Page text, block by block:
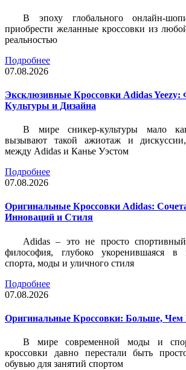
В эпоху глобального онлайн-
приобрести желанные кроссовки из
реальностью
Подробнее
07.08.2026
Эксклюзивные Кроссовки Adidas Yeezy:
Культуры и Дизайна
В мире сникер-культуры мало
вызывают такой ажиотаж и
между Adidas и Канье Уэстом
Подробнее
07.08.2026
Оригинальные Кроссовки Adidas:
Инноваций и Стиля
Adidas – это не просто
философия, глубоко укоренившаяся в
спорта, моды и уличного стиля
Подробнее
07.08.2026
Оригинальные Кроссовки: Больше, Чем
В мире современной моды и
кроссовки давно перестали быть
обувью для занятий спортом